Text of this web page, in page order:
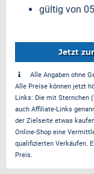
gültig von
Jetzt
Alle Angaben ohne
Alle Preise können jetzt
Links: Die mit Sternchen
auch Affiliate-Links
der Zielseite etwas
Online-Shop eine
qualifizierten Verkäufen.
Preis.